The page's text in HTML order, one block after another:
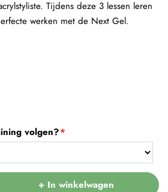
volgen?
+ In winkelwagen
Tijdens deze 3 lessen leren
werken met de Next Gel.